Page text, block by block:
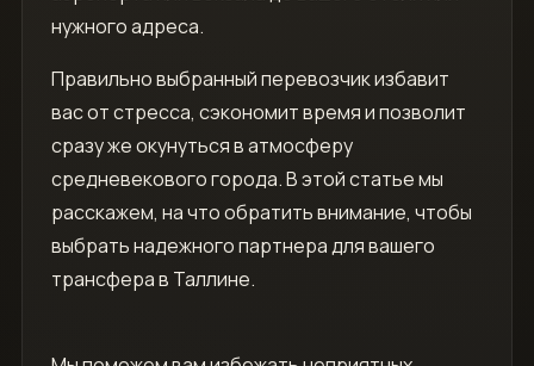
нужного адреса.
Правильно выбранный перевозчик избавит
вас от стресса‚ сэкономит время и позволит
сразу же окунуться в атмосферу
средневекового города. В этой статье мы
расскажем‚ на что обратить внимание‚ чтобы
выбрать надежного партнера для вашего
трансфера в Таллине.